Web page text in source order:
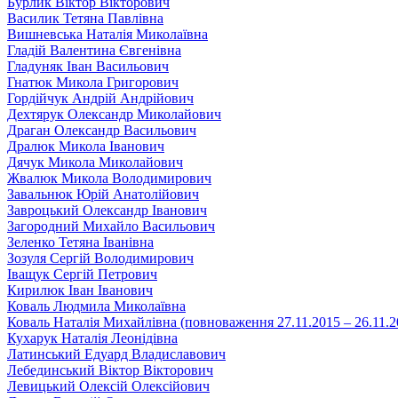
Василик Тетяна Павлівна
Вишневська Наталія Миколаївна
Гладій Валентина Євгенівна
Гладуняк Іван Васильович
Гнатюк Микола Григорович
Гордійчук Андрій Андрійович
Дехтярук Олександр Миколайович
Драган Олександр Васильович
Дралюк Микола Іванович
Дячук Микола Миколайович
Жвалюк Микола Володимирович
Завальнюк Юрій Анатолійович
Завроцький Олександр Іванович
Загородний Михайло Васильович
Зеленко Тетяна Іванівна
Зозуля Сергій Володимирович
Іващук Сергій Петрович
Кирилюк Іван Іванович
Коваль Людмила Миколаївна
Коваль Наталія Михайлівна (повноваження 27.11.2015 –
Кухарук Наталія Леонідівна
Латинський Едуард Владиславович
Лебединський Віктор Вікторович
Левицький Олексій Олексійович